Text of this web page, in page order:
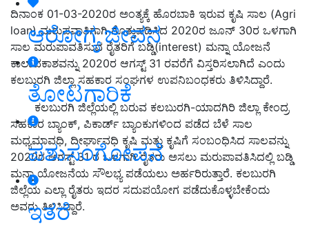
ಆರೋಗ್ಯ ಜೀವನ
ತೋಟಗಾರಿಕೆ
ಪಶುಸಂಗೋಪನೆ
ಇತರೆ
ದಿನಾಂಕ 01-03-2020ರ ಅಂತ್ಯಕ್ಕೆ ಹೊರಬಾಕಿ ಇರುವ ಕೃಷಿ ಸಾಲ (Agri
loan) ಮರುಪವಾತಿಗಾಗಿ ಗೊತ್ತುಪಡಿಸಿದ 2020ರ ಜೂನ್ 30ರ ಒಳಗಾಗಿ
ಸಾಲ ಮರುಪಾವತಿಸುವ ರೈತರಿಗೆ ಬಡ್ಡಿ(interest) ಮನ್ನಾ ಯೋಜನೆ
ಕಾಲಾವಕಾಶವನ್ನು 2020ರ ಆಗಸ್ಟ್ 31 ರವರೆಗೆ ವಿಸ್ತರಿಸಲಾಗಿದೆ ಎಂದು
ಕಲಬುರಗಿ ಜಿಲ್ಲಾ ಸಹಕಾರ ಸಂಘಗಳ ಉಪನಿಬಂಧಕರು ತಿಳಿಸಿದ್ದಾರೆ.
ಕಲಬುರಗಿ ಜಿಲ್ಲೆಯಲ್ಲಿ ಬರುವ ಕಲಬುರಗಿ-ಯಾದಗಿರಿ ಜಿಲ್ಲಾ ಕೇಂದ್ರ
ಸಹಕಾರ ಬ್ಯಾಂಕ್, ಪಿಕಾರ್ಡ್ ಬ್ಯಾಂಕುಗಳಿಂದ ಪಡೆದ ಬೆಳೆ ಸಾಲ
ಮಧ್ಯಮಾವಧಿ, ದೀರ್ಘಾವಧಿ ಕೃಷಿ ಮತ್ತು ಕೃಷಿಗೆ ಸಂಬಂಧಿಸಿದ ಸಾಲವನ್ನು
2020ರ ಆಗಸ್ಟ್ 31 ರ ಒಳಗಾಗಿ ರೈತರು ಅಸಲು ಮರುಪಾವತಿಸಿದಲ್ಲಿ ಬಡ್ಡಿ
ಮನ್ನಾ ಯೋಜನೆಯ ಸೌಲಭ್ಯ ಪಡೆಯಲು ಅರ್ಹರಿರುತ್ತಾರೆ. ಕಲಬುರಗಿ
ಜಿಲ್ಲೆಯ ಎಲ್ಲಾ ರೈತರು ಇದರ ಸದುಪಯೋಗ ಪಡೆದುಕೊಳ್ಳಬೇಕೆಂದು
ಅವರು ತಿಳಿಸಿದ್ದಾರೆ.